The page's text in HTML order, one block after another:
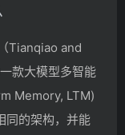
Tianqiao and
款大模型多智能
Memory, LTM)
同的架构，并能